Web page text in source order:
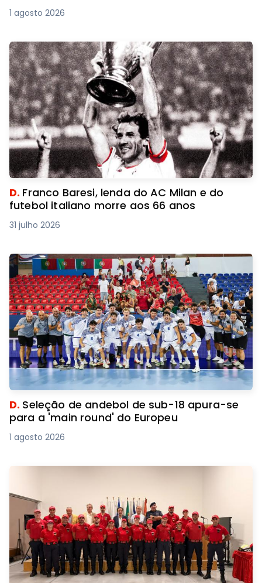
1 agosto 2026
D. Franco Baresi, lenda do AC Milan e do
futebol italiano morre aos 66 anos
31 julho 2026
D. Seleção de andebol de sub-18 apura-se
para a 'main round' do Europeu
1 agosto 2026